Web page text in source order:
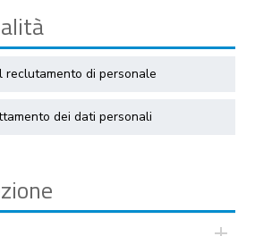
reclutamento di personale
dei dati personali